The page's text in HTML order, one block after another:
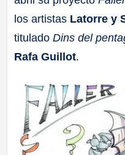
los artistas Latorre y
tituladoDins del
Rafa Guillot.